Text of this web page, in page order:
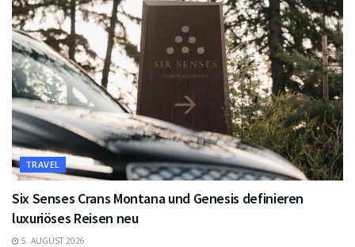
TRAVEL
Six Senses Crans Montana und Genesis definieren
luxuriöses Reisen neu
5. AUGUST 2026